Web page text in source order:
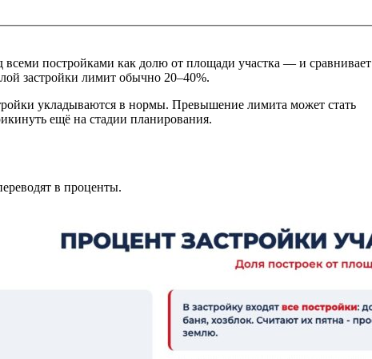
всеми постройками как долю от площади участка — и сравнивает
застройки лимит обычно 20–40%.
укладываются в нормы. Превышение лимита может стать
ещё на стадии планирования.
в проценты.